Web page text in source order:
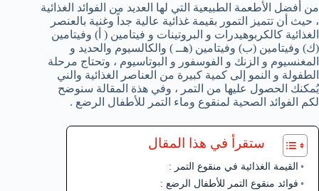
من أفضل الأطعمة الطبيعية التي لها العديد من الفوائد الغذائية
، حيث أن تتميز التمور بقيمة غذائية عالية جداً وغنية بالعنصر
الغذائية كالكربوهيدرات و البروتينات و فيتامين ( أ) وفيتامين
(ك) وفيتامين (ب) وفيتامين (هــ ) والكالسيوم والحديد و
المغنسيوم و الزنك و الفوسفور و البوتاسيوم ، وتحتاج مرحلة
الطفولة و النمو إلى كمية كبيرة من العناصر الغذائية والني
يُمكنك الحصول عليها من التمر ، وفي هذة المقالة سنوضح
لكم الفوائد الصحية لمنقوع وماء التمر للأطفال الرضع .
ستقرأ في هذا المقال
القيمة الغذائية في منقوع التمر :
فوائد منقوع التمر للأطفال الرضع :